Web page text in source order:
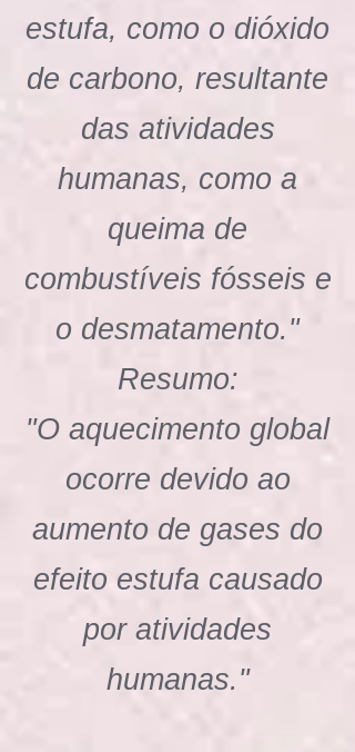
estufa, como o dióxido
de carbono, resultante
das atividades
humanas, como a
queima de
combustíveis fósseis e
o desmatamento."
Resumo:
"O aquecimento global
ocorre devido ao
aumento de gases do
efeito estufa causado
por atividades
humanas."